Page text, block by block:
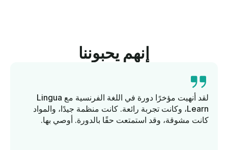
إنهم يحبوننا
لقد أنهيت مؤخرًا دورة في اللغة الفرنسية مع Lingua
Learn، وكانت تجربة رائعة. كانت منظمة جيدًا، والمواد
كانت مشوقة، وقد استمتعت حقًا بالدورة. أوصي بها.